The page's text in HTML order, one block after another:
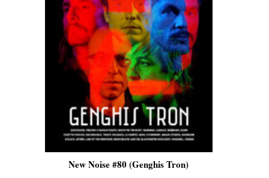
New Noise #80 (Genghis Tron)